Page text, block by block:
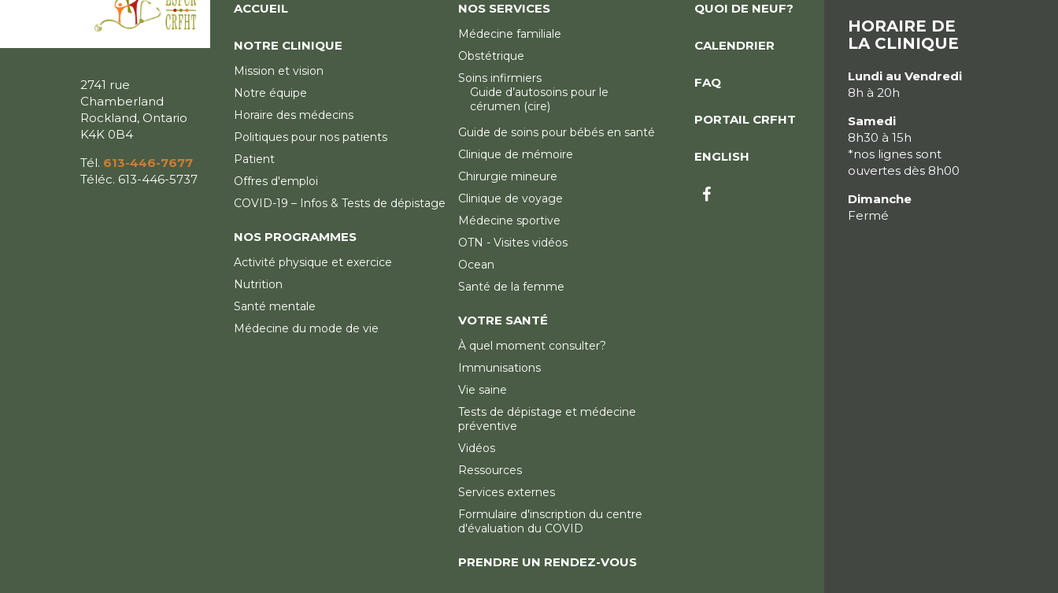
2741 rue
Chamberland
Rockland, Ontario
K4K 0B4
Tél. 613-446-7677
Téléc. 613-446-5737
ACCUEIL
NOTRE CLINIQUE
Mission et vision
Notre équipe
Horaire des médecins
Politiques pour nos patients
Patient
Offres d'emploi
COVID-19 – Infos & Tests de dépistage
NOS PROGRAMMES
Activité physique et exercice
Nutrition
Santé mentale
Médecine du mode de vie
NOS SERVICES
Médecine familiale
Obstétrique
Soins infirmiers
Guide d’autosoins pour le
cérumen (cire)
Guide de soins pour bébés en santé
Clinique de mémoire
Chirurgie mineure
Clinique de voyage
Médecine sportive
OTN - Visites vidéos
Ocean
Santé de la femme
VOTRE SANTÉ
À quel moment consulter?
Immunisations
Vie saine
Tests de dépistage et médecine
préventive
Vidéos
Ressources
Services externes
Formulaire d'inscription du centre
d'évaluation du COVID
PRENDRE UN RENDEZ-VOUS
QUOI DE NEUF?
CALENDRIER
FAQ
PORTAIL CRFHT
ENGLISH
HORAIRE DE
LA CLINIQUE
Lundi au Vendredi
8h à 20h
Samedi
8h30 à 15h
*nos lignes sont
ouvertes dès 8h00
Dimanche
Fermé